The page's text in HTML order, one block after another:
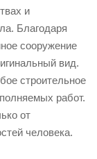
и
Благодаря
сооружение
вид.
строительное
работ.
от
человека.